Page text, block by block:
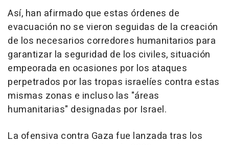
Así, han afirmado que estas órdenes de
evacuación no se vieron seguidas de la creación
de los necesarios corredores humanitarios para
garantizar la seguridad de los civiles, situación
empeorada en ocasiones por los ataques
perpetrados por las tropas israelíes contra estas
mismas zonas e incluso las "áreas
humanitarias" designadas por Israel.
La ofensiva contra Gaza fue lanzada tras los